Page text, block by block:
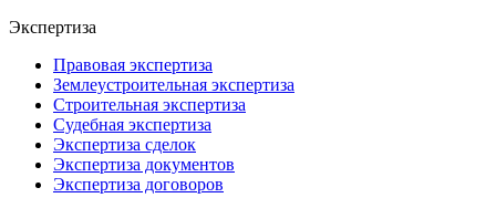
Экспертиза
Правовая экспертиза
Землеустроительная экспертиза
Строительная экспертиза
Судебная экспертиза
Экспертиза сделок
Экспертиза документов
Экспертиза договоров